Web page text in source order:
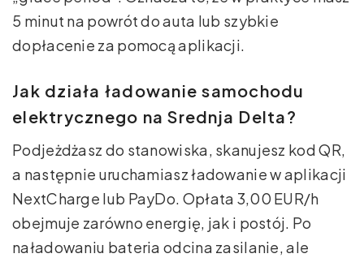
5 minut na powrót do auta lub szybkie
dopłacenie za pomocą aplikacji.
Jak działa ładowanie samochodu
elektrycznego na Srednja Delta?
Podjeżdżasz do stanowiska, skanujesz kod QR,
a następnie uruchamiasz ładowanie w aplikacji
NextCharge lub PayDo. Opłata 3,00 EUR/h
obejmuje zarówno energię, jak i postój. Po
naładowaniu bateria odcina zasilanie, ale